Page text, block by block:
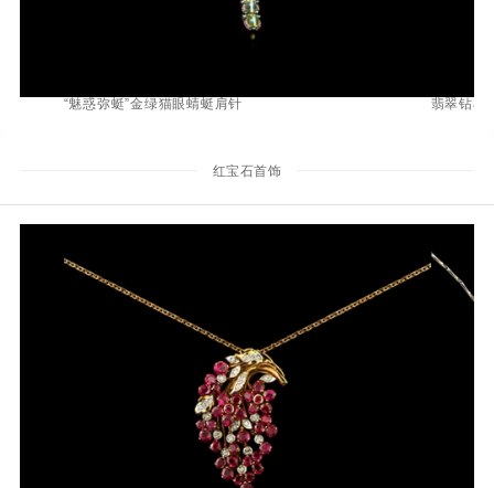
“魅惑弥蜓”金绿猫眼蜻蜓肩针 翡翠钻石
红宝石首饰